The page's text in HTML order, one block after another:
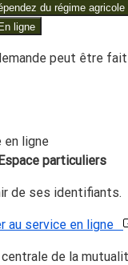
du régime agricole
ligne
peut être
en ligne
particuliers
de ses identifiants.
au service en ligne
de la